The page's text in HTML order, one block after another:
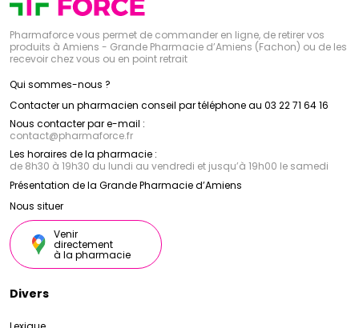
Pharmaforce vous permet de commander en ligne, de retirer vos
produits à Amiens - Grande Pharmacie d’Amiens (Fachon) ou de les
recevoir chez vous ou en point retrait
Qui sommes-nous ?
Contacter un pharmacien conseil par téléphone au 03 22 71 64 16
Nous contacter par e-mail :
contact@pharmaforce.fr
Les horaires de la pharmacie :
de 8h30 à 19h30 du lundi au vendredi et jusqu’à 19h00 le samedi
Présentation de la Grande Pharmacie d’Amiens
Nous situer
Venir
directement
à la pharmacie
Divers